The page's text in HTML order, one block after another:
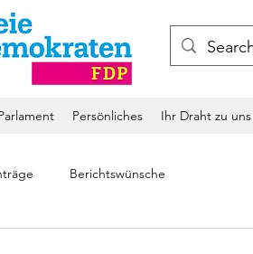
Persönliches Ihr Draht zu uns
Berichtswünsche